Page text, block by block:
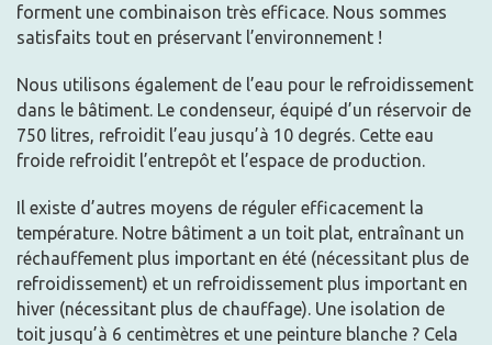
forment une combinaison très efficace. Nous sommes
satisfaits tout en préservant l’environnement !
Nous utilisons également de l’eau pour le refroidissement
dans le bâtiment. Le condenseur, équipé d’un réservoir de
750 litres, refroidit l’eau jusqu’à 10 degrés. Cette eau
froide refroidit l’entrepôt et l’espace de production.
Il existe d’autres moyens de réguler efficacement la
température. Notre bâtiment a un toit plat, entraînant un
réchauffement plus important en été (nécessitant plus de
refroidissement) et un refroidissement plus important en
hiver (nécessitant plus de chauffage). Une isolation de
toit jusqu’à 6 centimètres et une peinture blanche ? Cela